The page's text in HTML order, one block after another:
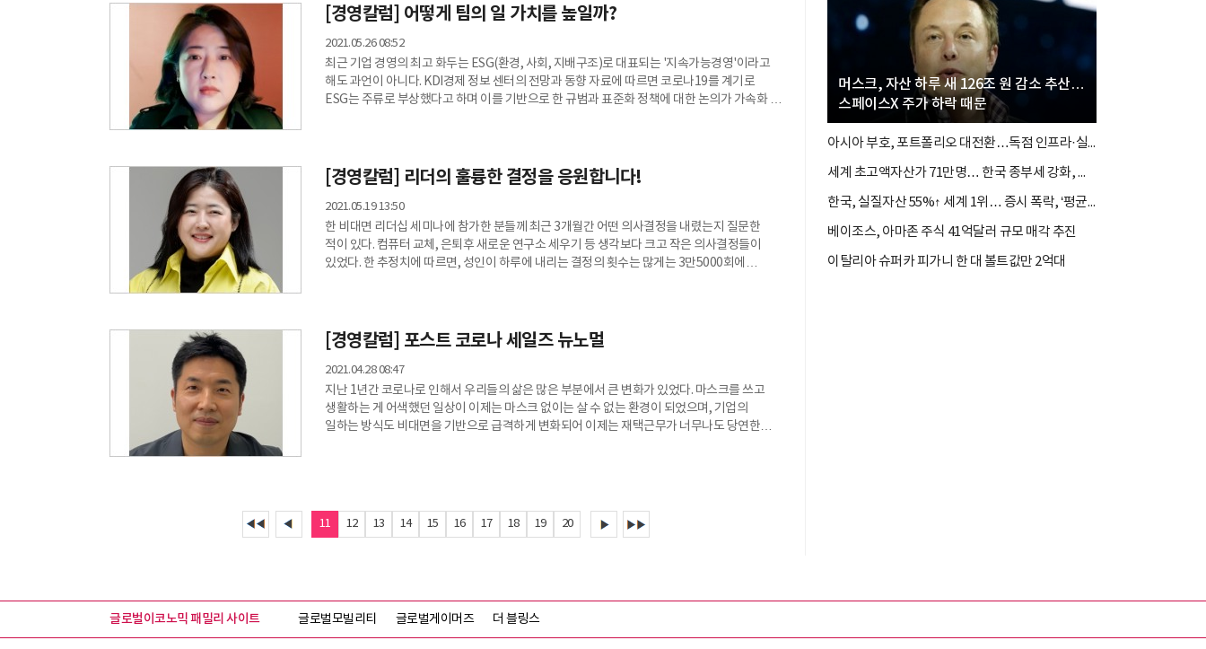
알고 있는 사실을 보다 더 형식적이게 보고하는 과정에 지나지 않는다. 관행적 회의
[경영칼럼] 어떻게 팀의 일 가치를 높일까?
2021.05.26 08:52
최근 기업 경영의 최고 화두는 ESG(환경, 사회, 지배구조)로 대표되는 '지속가능경영'이라고
해도 과언이 아니다. KDI경제 정보 센터의 전망과 동향 자료에 따르면 코로나19를 계기로
ESG는 주류로 부상했다고 하며 이를 기반으로 한 규범과 표준화 정책에 대한 논의가 가속화 될
몰두할 수 있도록 노력해야 하는 상황이다. 마우로 F.기옌은 '2030 축의전환
[경영칼럼] 리더의 훌륭한 결정을 응원합니다!
2021.05.19 13:50
한 비대면 리더십 세미나에 참가한 분들께 최근 3개월간 어떤 의사결정을 내렸는지 질문한
적이 있다. 컴퓨터 교체, 은퇴후 새로운 연구소 세우기 등 생각보다 크고 작은 의사결정들이
있었다. 한 추정치에 따르면, 성인이 하루에 내리는 결정의 횟수는 많게는 3만5000회에
언급한다. 즉, A라는 후보자 사진 옆에 A보다 외모가 부족한 B의 사진을 두고 고르게 하면
[경영칼럼] 포스트 코로나 세일즈 뉴노멀
2021.04.28 08:47
지난 1년간 코로나로 인해서 우리들의 삶은 많은 부분에서 큰 변화가 있었다. 마스크를 쓰고
생활하는 게 어색했던 일상이 이제는 마스크 없이는 살 수 없는 환경이 되었으며, 기업의
일하는 방식도 비대면을 기반으로 급격하게 변화되어 이제는 재택근무가 너무나도 당연한
11 12 13 14 15 16 17 18 19 20
머스크, 자산 하루 새 126조 원 감소 추산…
스페이스X 주가 하락 때문
아시아 부호, 포트폴리오 대전환…독점 인프라·실물자산 몰린다
세계 초고액자산가 71만명… 한국 종부세 강화, 홍콩 세율 0%
한국, 실질자산 55%↑ 세계 1위… 증시 폭락, ‘평균의 착시’와 부의 유동성 위기
베이조스, 아마존 주식 41억달러 규모 매각 추진
이탈리아 슈퍼카 피가니 한 대 볼트값만 2억대
글로벌이코노믹 패밀리 사이트 글로벌모빌리티 글로벌게이머즈 더 블링스